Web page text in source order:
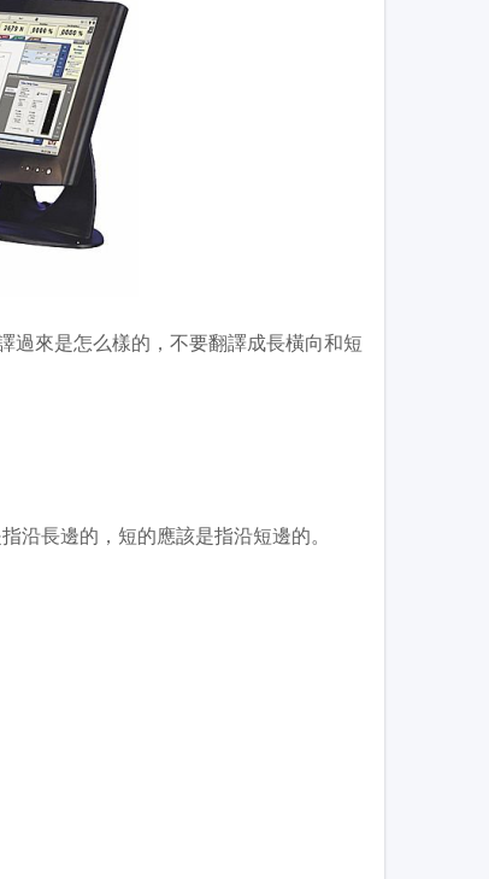
過來是怎么樣的，不要翻譯成長橫向和短
沿長邊的，短的應該是指沿短邊的。